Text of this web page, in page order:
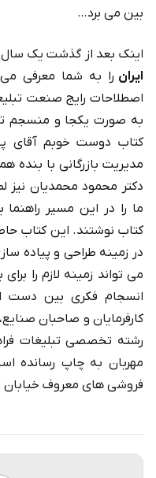
بین می برد…
اینک بعد از گذشت یک
ایران را به شما معرفی
اصطلاحات رایج صنعت
به صورت یکجا و منسجم
کتاب دوست خوبم آقای
مدیریت بازرگانی با بنده
دکتر محمود محمدیان نیز
ما را در این مسیر راهنما
کتاب نوشتند. این کتاب
در زمینه طراحی و پیاده
می تواند زمینه لازم را
انسجام فکری بین دست
کارفرمایان و صاحبان
رشته تخصصی تبلیغات
مهربان به چاپ رسانده
فروشی های معروف خیابان